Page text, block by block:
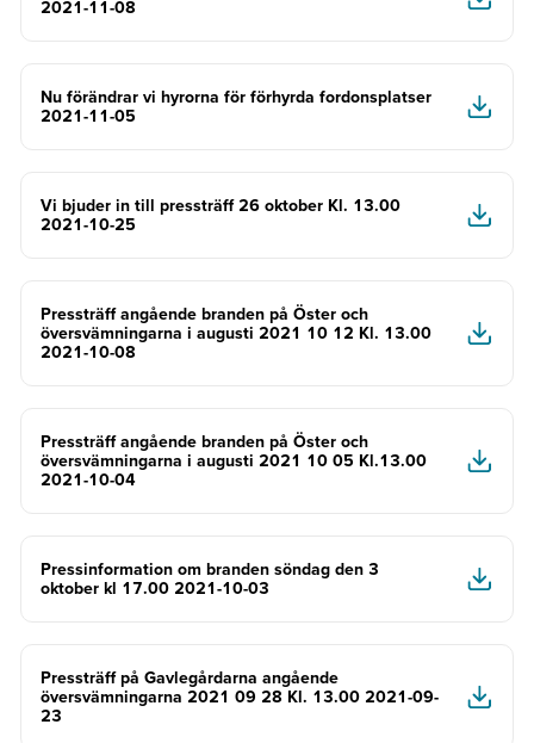
2021-11-08
Nu förändrar vi hyrorna för förhyrda fordonsplatser
2021-11-05
Vi bjuder in till pressträff 26 oktober Kl. 13.00
2021-10-25
Pressträff angående branden på Öster och
översvämningarna i augusti 2021 10 12 Kl. 13.00
2021-10-08
Pressträff angående branden på Öster och
översvämningarna i augusti 2021 10 05 Kl.13.00
2021-10-04
Pressinformation om branden söndag den 3
oktober kl 17.00 2021-10-03
Pressträff på Gavlegårdarna angående
översvämningarna 2021 09 28 Kl. 13.00 2021-09-
23